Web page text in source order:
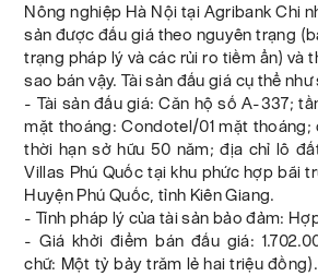
Nông nghiệp Hà Nội tại Agribank Chi
sản được đấu giá theo nguyên trạng
trạng pháp lý và các rủi ro tiềm ẩn) và
sao bán vậy. Tài sản đấu giá cụ thể như
- Tài sản đấu giá: Căn hộ số A-337;
mặt thoáng: Condotel/01 mặt thoáng;
thời hạn sở hữu 50 năm; địa chỉ lô
Villas Phú Quốc tại khu phức hợp bãi
Huyện Phú Quốc, tỉnh Kiên Giang.
- Tính pháp lý của tài sản bảo đảm:
- Giá khởi điểm bán đấu giá:
chữ: Một tỷ bảy trăm lẻ hai triệu